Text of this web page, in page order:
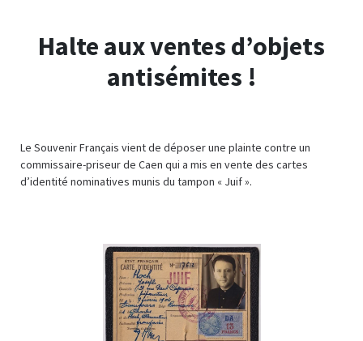
Halte aux ventes d’objets
antisémites !
Le Souvenir Français vient de déposer une plainte contre un
commissaire-priseur de Caen qui a mis en vente des cartes
d’identité nominatives munis du tampon « Juif ».